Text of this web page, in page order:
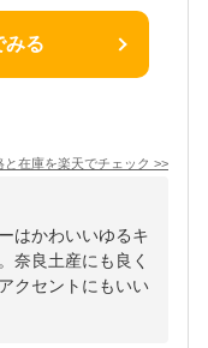
みる
と在庫を楽天でチェック >>
はかわいいゆるキ
奈良土産にも良く
クセントにもいい